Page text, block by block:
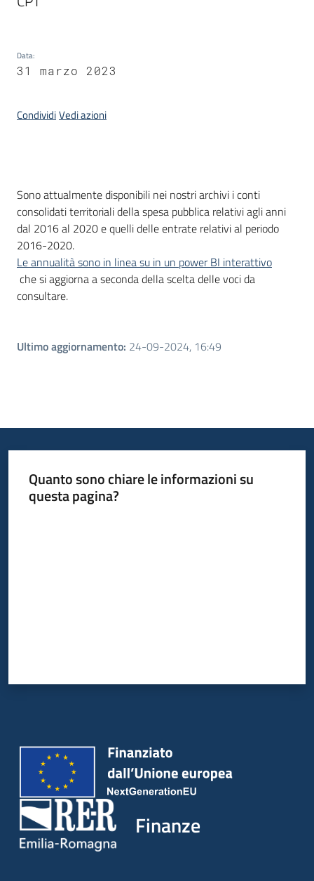
Data:
31 marzo 2023
CondividiVedi azioni
Introduzione
Sono attualmente disponibili nei nostri archivi i conti
consolidati territoriali della spesa pubblica relativi agli anni
dal 2016 al 2020 e quelli delle entrate relativi al periodo
2016-2020.
Le annualità sono in linea su in un power BI interattivo
che si aggiorna a seconda della scelta delle voci da
consultare.
Ultimo aggiornamento: 24-09-2024, 16:49
Quanto sono chiare le informazioni su
questa pagina?
Finanze